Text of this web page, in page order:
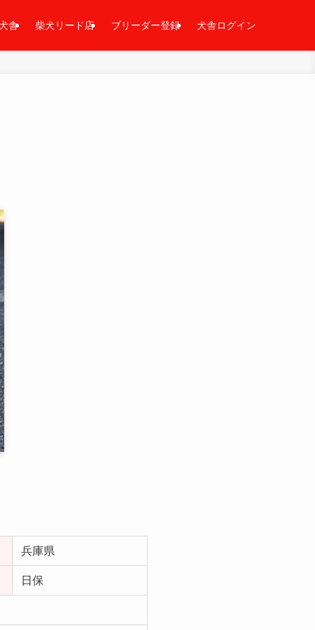
舎 柴犬リード店 ブリーダー登録 犬舎ログイン
兵庫県
日保